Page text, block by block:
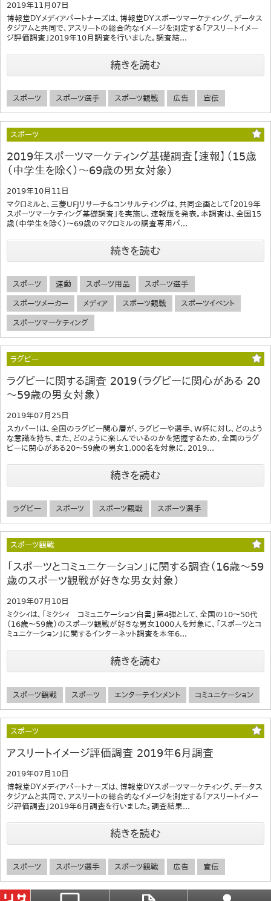
2019年11月07日
博報堂ＤＹメディアパートナーズは、博報堂ＤＹスポーツマーケティング、データス
タジアムと共同で、アスリートの総合的なイメージを測定する「アスリートイメー
ジ評価調査」2019年10月調査を行いました。調査結...
続きを読む
スポーツ スポーツ選手 スポーツ観戦 広告 宣伝
スポーツ
2019年スポーツマーケティング基礎調査【速報】（15歳
（中学生を除く）～69歳の男女対象）
2019年10月11日
マクロミルと、三菱UFJリサーチ&コンサルティングは、共同企画として「2019年
スポーツマーケティング基礎調査」を実施し、速報版を発表。本調査は、全国15
歳（中学生を除く）～69歳のマクロミルの調査専用パ...
続きを読む
スポーツ 運動 スポーツ用品 スポーツ選手
スポーツメーカー メディア スポーツ観戦 スポーツイベント
スポーツマーケティング
ラグビー
ラグビーに関する調査 2019（ラグビーに関心がある 20
～59歳の男女対象）
2019年07月25日
スカパー！は、全国のラグビー関心層が、ラグビーや選手、W杯に対し、どのよう
な意識を持ち、また、どのように楽しんでいるのかを把握するため、全国のラグ
ビーに関心がある20～59歳の男女1,000名を対象に、2019...
続きを読む
ラグビー スポーツ スポーツ観戦 スポーツ選手
スポーツ観戦
「スポーツとコミュニケーション」に関する調査（16歳～59
歳のスポーツ観戦が好きな男女対象）
2019年07月10日
ミクシィは、「ミクシィ コミュニケーション白書」第4弾として、全国の10～50代
（16歳～59歳）のスポーツ観戦が好きな男女1000人を対象に、「スポーツとコ
ミュニケーション」に関するインターネット調査を本年6...
続きを読む
スポーツ観戦 スポーツ エンターテインメント コミュニケーション
スポーツ
アスリートイメージ評価調査 2019年6月調査
2019年07月10日
博報堂ＤＹメディアパートナーズは、博報堂ＤＹスポーツマーケティング、データス
タジアムと共同で、アスリートの総合的なイメージを測定する「アスリートイメー
ジ評価調査」2019年6月調査を行いました。調査結果...
続きを読む
スポーツ スポーツ選手 スポーツ観戦 広告 宣伝